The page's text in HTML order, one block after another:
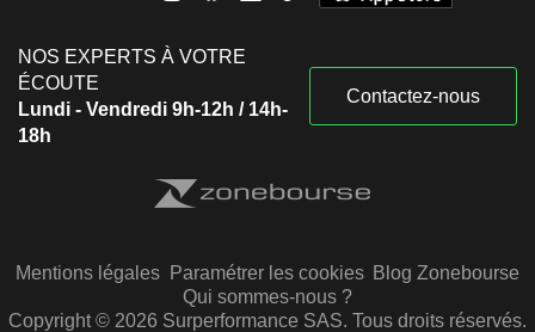
NOS EXPERTS À VOTRE
ÉCOUTE
Lundi - Vendredi 9h-12h / 14h-
18h
Contactez-nous
Mentions légales Paramétrer les cookies Blog Zonebourse
Qui sommes-nous ?
Copyright © 2026 Surperformance SAS. Tous droits réservés.